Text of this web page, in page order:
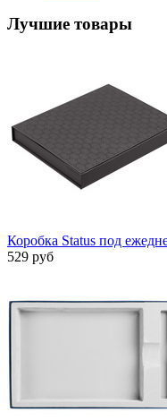
Лучшие товары
Коробка Status под
529 руб